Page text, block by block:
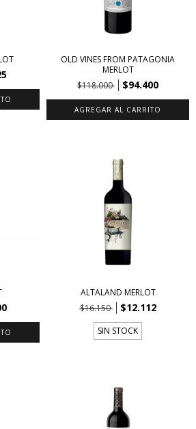
OLD VINES FROM PATAGONIA
MERLOT
$118.000
$94.400
ALTALAND MERLOT
$16.150
$12.112
SIN STOCK